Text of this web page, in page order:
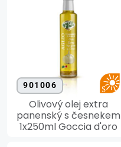
901006
Olivový olej extra
panenský s česnekem
1x250ml Goccia d'oro